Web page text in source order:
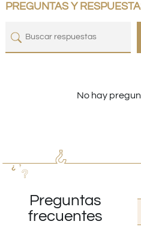
PREGUNTAS Y
No hay
Preguntas
frecuentes